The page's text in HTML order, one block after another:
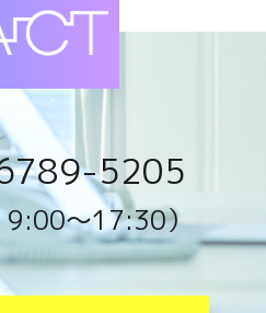
5205
〜17:30）